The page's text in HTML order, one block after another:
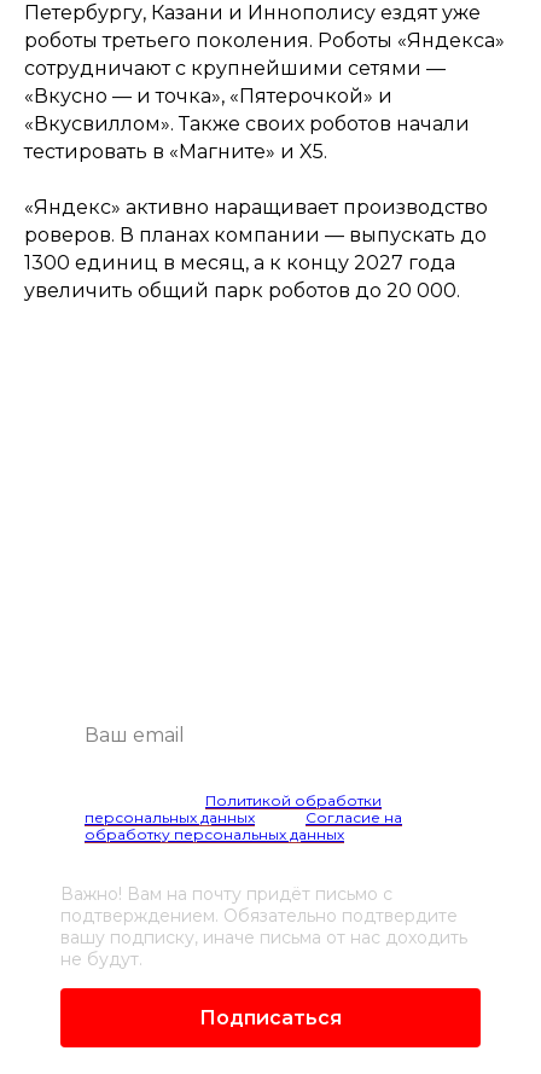
Петербургу, Казани и Иннополису ездят уже
роботы третьего поколения. Роботы «Яндекса»
сотрудничают с крупнейшими сетями —
«Вкусно — и точка», «Пятерочкой» и
«Вкусвиллом». Также своих роботов начали
тестировать в «Магните» и X5.
«Яндекс» активно наращивает производство
роверов. В планах компании — выпускать до
1300 единиц в месяц, а к концу 2027 года
увеличить общий парк роботов до 20 000.
Политикой обработки
персональных данных
Согласие на
обработку персональных данных
Важно! Вам на почту придёт письмо с
подтверждением. Обязательно подтвердите
вашу подписку, иначе письма от нас доходить
не будут.
Подписаться